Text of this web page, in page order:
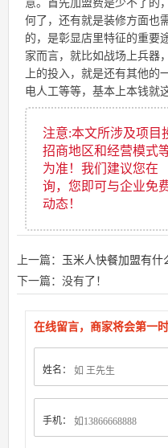
意。首先加盟费是少不了的
何了，还有就是装修方面也
的，是彰显店里特征的重要
家而言，就比如战场上兵器
上的投入，就是还有其他
电人工等等，基本上本钱就
注意:本文所涉及项目
招商地区和经营模式
为准！我们建议您在
询，您即可与企业免
动态！
上一篇：
玉米人快餐加盟有什
下一篇：没有了！
在线留言，商家将会第一
姓名：
手机：